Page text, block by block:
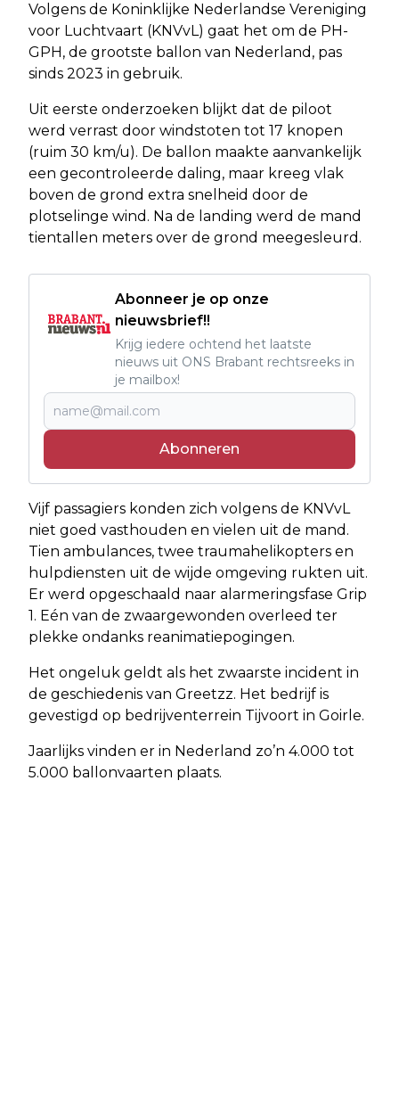
Volgens de Koninklijke Nederlandse Vereniging
voor Luchtvaart (KNVvL) gaat het om de PH-
GPH, de grootste ballon van Nederland, pas
sinds 2023 in gebruik.
Uit eerste onderzoeken blijkt dat de piloot
werd verrast door windstoten tot 17 knopen
(ruim 30 km/u). De ballon maakte aanvankelijk
een gecontroleerde daling, maar kreeg vlak
boven de grond extra snelheid door de
plotselinge wind. Na de landing werd de mand
tientallen meters over de grond meegesleurd.
Abonneer je op onze
nieuwsbrief!!
Krijg iedere ochtend het laatste
nieuws uit ONS Brabant rechtsreeks in
je mailbox!
Abonneren
Vijf passagiers konden zich volgens de KNVvL
niet goed vasthouden en vielen uit de mand.
Tien ambulances, twee traumahelikopters en
hulpdiensten uit de wijde omgeving rukten uit.
Er werd opgeschaald naar alarmeringsfase Grip
1. Eén van de zwaargewonden overleed ter
plekke ondanks reanimatiepogingen.
Het ongeluk geldt als het zwaarste incident in
de geschiedenis van Greetzz. Het bedrijf is
gevestigd op bedrijventerrein Tijvoort in Goirle.
Jaarlijks vinden er in Nederland zo’n 4.000 tot
5.000 ballonvaarten plaats.